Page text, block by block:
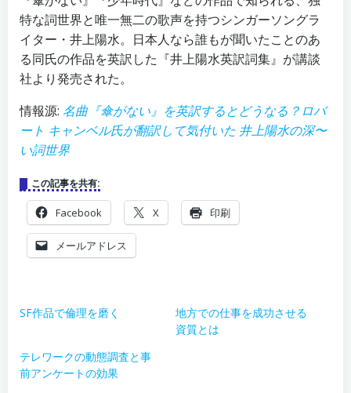
特な詞世界と唯一無二の歌声を持つシンガーソングラ
イター・井上陽水。日本人なら誰もが聞いたことのあ
る同氏の作品を英訳した『井上陽水英訳詞集』が講談
社より発売された。
情報源: 名曲『傘がない』を英訳するとどうなる？ロバ
ート キャンベル氏が翻訳して気付いた 井上陽水の深〜
い詞世界
この記事を共有:
Facebook X 印刷
メールアドレス
SF作品で倫理を磨く
地方での仕事を成功させる
資質とは
テレワークの動態調査と事
前アンケートの効果